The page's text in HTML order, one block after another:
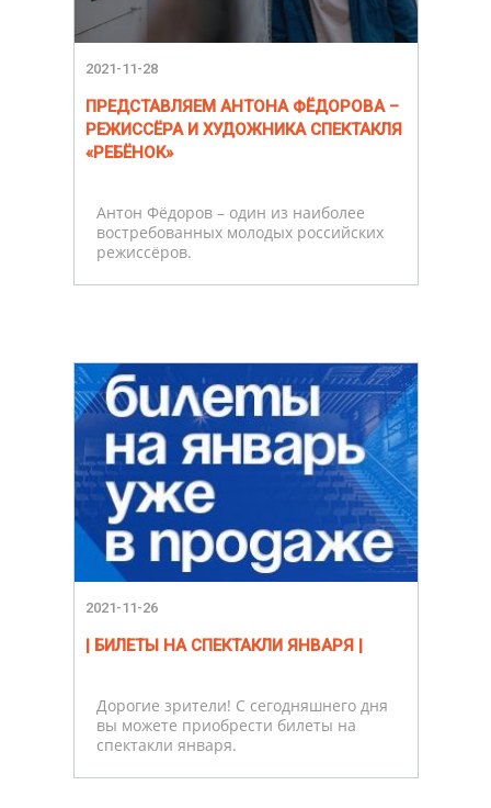
2021-11-28
ПРЕДСТАВЛЯЕМ АНТОНА ФЁДОРОВА –
РЕЖИССЁРА И ХУДОЖНИКА СПЕКТАКЛЯ
«РЕБЁНОК»
Антон Фёдоров – один из наиболее
востребованных молодых российских
режиссёров.
2021-11-26
| БИЛЕТЫ НА СПЕКТАКЛИ ЯНВАРЯ |
Дорогие зрители! С сегодняшнего дня
вы можете приобрести билеты на
спектакли января.